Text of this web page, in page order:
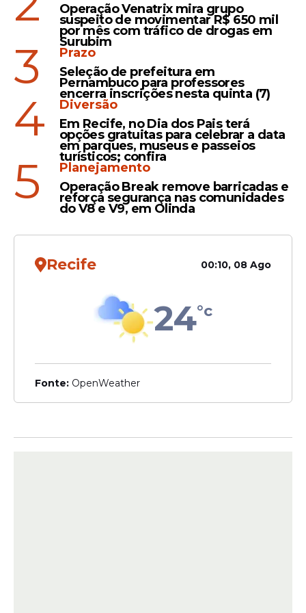
analítico e facilidade para trabalhar em
Leia Também
Oportunidades
Sine-PE abre 733 vagas de
emprego na segunda (8);
salários chegam a R$ 5 mil
Recife tem mais de 900
vagas de emprego nesta
sexta (5); confira
Operação Venatrix mira grupo
suspeito de movimentar R$ 650 mil
por mês com tráfico de drogas em
Surubim
3
Prazo
Seleção de prefeitura em
Pernambuco para professores
encerra inscrições nesta quinta (7)
4
Diversão
Em Recife, no Dia dos Pais terá
opções gratuitas para celebrar a data
em parques, museus e passeios
turísticos; confira
5
Planejamento
Operação Break remove barricadas e
reforça segurança nas comunidades
do V8 e V9, em Olinda
Recife 00:10, 08 Ago
24°c
Fonte: OpenWeather